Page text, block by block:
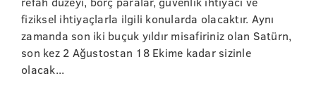
fiziksel ihtiyaçlarla ilgili konularda olacaktır. Aynı
zamanda son iki buçuk yıldır misafiriniz olan Satürn,
son kez 2 Ağustostan 18 Ekime kadar sizinle
olacak...